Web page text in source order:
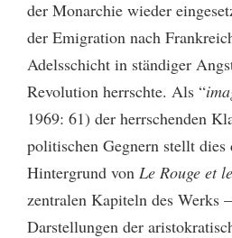
der Monarchie wieder
der Emigration nach
Adelsschicht in ständiger
Revolution herrschte. Als “
1969: 61) der herrschenden
politischen Gegnern stellt dies
Hintergrund von Le Rouge et
zentralen Kapiteln des Werks
Darstellungen der